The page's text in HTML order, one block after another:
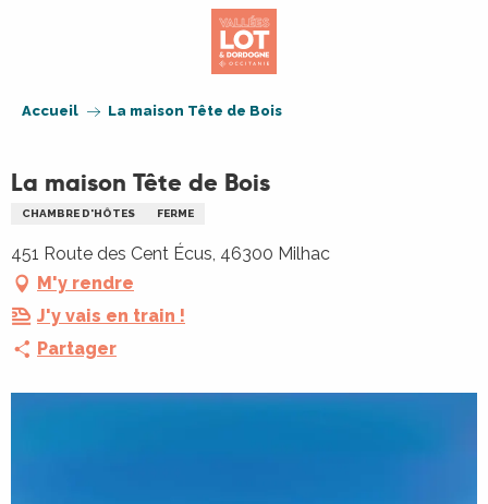
Accueil La maison Tête de Bois
La maison Tête de Bois
CHAMBRE D'HÔTES FERME
451 Route des Cent Écus, 46300 Milhac
M'y rendre
J'y vais en train !
Partager